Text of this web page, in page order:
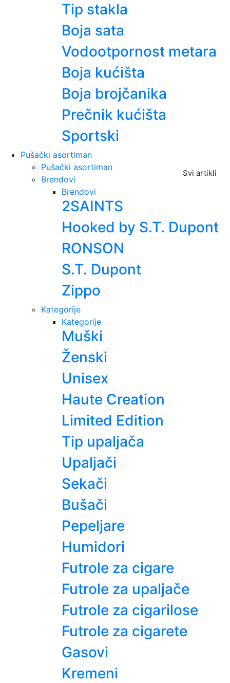
Tip stakla
Boja sata
Vodootpornost metara
Boja kućišta
Boja brojčanika
Prečnik kućišta
Sportski
Pušački asortiman
Svi artikli
Pušački asortiman
Brendovi
Brendovi
2SAINTS
Hooked by S.T. Dupont
RONSON
S.T. Dupont
Zippo
Kategorije
Kategorije
Muški
Ženski
Unisex
Haute Creation
Limited Edition
Tip upaljača
Upaljači
Sekači
Bušači
Pepeljare
Humidori
Futrole za cigare
Futrole za upaljače
Futrole za cigarilose
Futrole za cigarete
Gasovi
Kremeni